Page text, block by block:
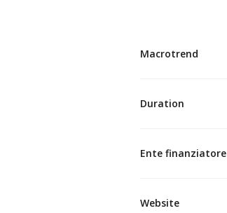
Macrotrend
Duration
Ente finanziatore
Website